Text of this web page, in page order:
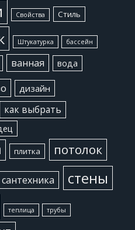
Свойства Стиль
Штукатурка бассейн
ванная вода
дизайн
как выбрать
плитка потолок
сантехника
стены
теплица трубы